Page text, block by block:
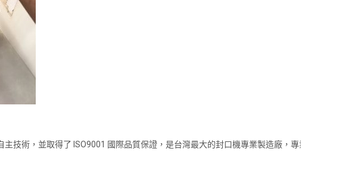
技術，並取得了 ISO9001 國際品質保證，是台灣最大的封口機專業製造廠，專業